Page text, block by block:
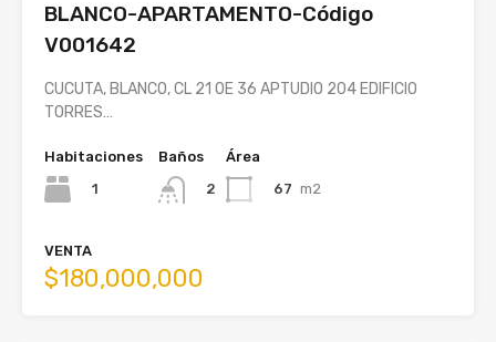
BLANCO-APARTAMENTO-Código
V001642
CUCUTA, BLANCO, CL 21 0E 36 APTUDIO 204 EDIFICIO
TORRES…
Habitaciones
1
Baños
2
Área
67 m2
VENTA
$180,000,000